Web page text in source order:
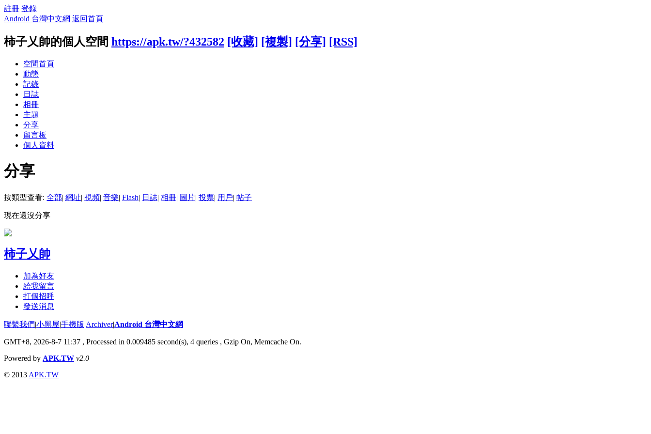
註冊 登錄
Android 台灣中文網 返回首頁
柿子乂帥的個人空間 https://apk.tw/?432582 [收藏] [複製] [分享] [RSS]
空間首頁
動態
記錄
日誌
相冊
主題
分享
留言板
個人資料
分享
按類型查看: 全部| 網址| 視頻| 音樂| Flash| 日誌| 相冊| 圖片| 投票| 用戶| 帖子
現在還沒分享
柿子乂帥
加為好友
給我留言
打個招呼
發送消息
聯繫我們|小黑屋|手機版|Archiver|Android 台灣中文網
GMT+8, 2026-8-7 11:37 , Processed in 0.009485 second(s), 4 queries , Gzip On, Memcache On.
Powered by APK.TW v2.0
© 2013 APK.TW